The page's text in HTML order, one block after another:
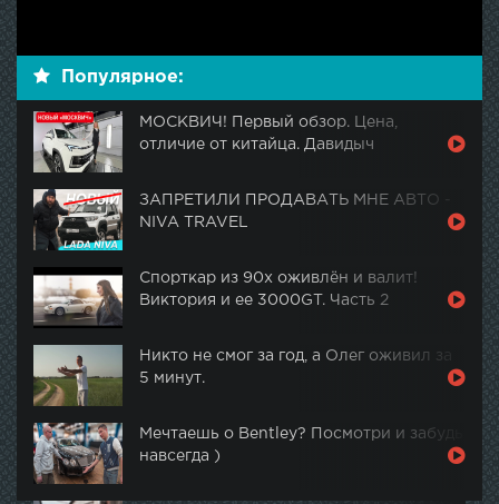
Популярное:
МОСКВИЧ! Первый обзор. Цена,
отличие от китайца. Давидыч
ЗАПРЕТИЛИ ПРОДАВАТЬ МНЕ АВТО -
NIVA TRAVEL
Спорткар из 90х оживлён и валит!
Виктория и ее 3000GT. Часть 2
Никто не смог за год, а Олег оживил за
5 минут.
Мечтаешь о Bentley? Посмотри и забудь
навсегда )